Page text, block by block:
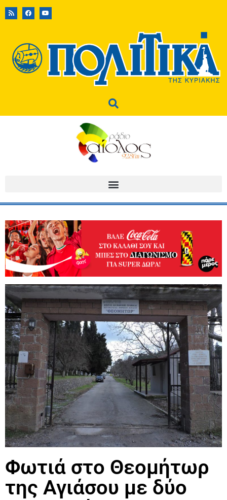
Φωτιά στο Θεομήτωρ
της Αγιάσου με δύο